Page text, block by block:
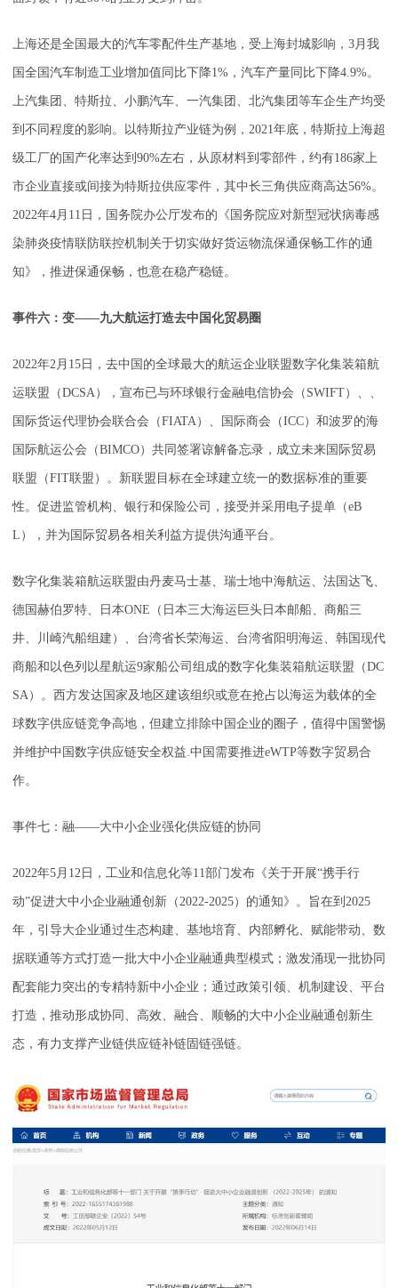
上海还是全国最大的汽车零配件生产基地，受上海封城影响，3月我
国全国汽车制造工业增加值同比下降1%，汽车产量同比下降4.9%。
上汽集团、特斯拉、小鹏汽车、一汽集团、北汽集团等车企生产均受
到不同程度的影响。以特斯拉产业链为例，2021年底，特斯拉上海超
级工厂的国产化率达到90%左右，从原材料到零部件，约有186家上
市企业直接或间接为特斯拉供应零件，其中长三角供应商高达56%。
2022年4月11日，国务院办公厅发布的《国务院应对新型冠状病毒感
染肺炎疫情联防联控机制关于切实做好货运物流保通保畅工作的通
知》，推进保通保畅，也意在稳产稳链。
事件六：变——九大航运打造去中国化贸易圈
2022年2月15日，去中国的全球最大的航运企业联盟数字化集装箱航
运联盟（DCSA），宣布已与环球银行金融电信协会（SWIFT）、、
国际货运代理协会联合会（FIATA）、国际商会（ICC）和波罗的海
国际航运公会（BIMCO）共同签署谅解备忘录，成立未来国际贸易
联盟（FIT联盟）。新联盟目标在全球建立统一的数据标准的重要
性。促进监管机构、银行和保险公司，接受并采用电子提单（eB
L），并为国际贸易各相关利益方提供沟通平台。
数字化集装箱航运联盟由丹麦马士基、瑞士地中海航运、法国达飞、
德国赫伯罗特、日本ONE（日本三大海运巨头日本邮船、商船三
井、川崎汽船组建）、台湾省长荣海运、台湾省阳明海运、韩国现代
商船和以色列以星航运9家船公司组成的数字化集装箱航运联盟（DC
SA）。西方发达国家及地区建该组织或意在抢占以海运为载体的全
球数字供应链竞争高地，但建立排除中国企业的圈子，值得中国警惕
并维护中国数字供应链安全权益.中国需要推进eWTP等数字贸易合
作。
事件七：融——大中小企业强化供应链的协同
2022年5月12日，工业和信息化等11部门发布《关于开展“携手行
动”促进大中小企业融通创新（2022-2025）的通知》。旨在到2025
年，引导大企业通过生态构建、基地培育、内部孵化、赋能带动、数
据联通等方式打造一批大中小企业融通典型模式；激发涌现一批协同
配套能力突出的专精特新中小企业；通过政策引领、机制建设、平台
打造，推动形成协同、高效、融合、顺畅的大中小企业融通创新生
态，有力支撑产业链供应链补链固链强链。